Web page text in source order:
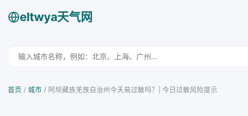
eltwya天气网
首页 / 城市 / 阿坝藏族羌族自治州今天易过敏吗？| 今日过敏风险提示